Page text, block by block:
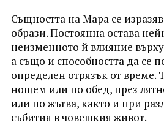
Същността на Мара се
образи. Постоянна остава
неизменното й влияние
а също и способността да се
определен отрязък от време.
нощем или по обед, през
или по жътва, както и при
събития в човешкия живот.